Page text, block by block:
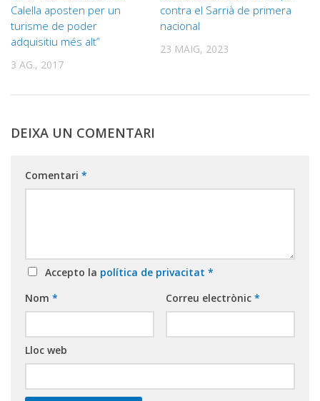
Calella aposten per un
turisme de poder
adquisitiu més alt”
3 AG., 2017
contra el Sarrià de primera
nacional
23 MAIG, 2023
DEIXA UN COMENTARI
Comentari *
Accepto la política de privacitat *
Nom * Correu electrònic *
Lloc web